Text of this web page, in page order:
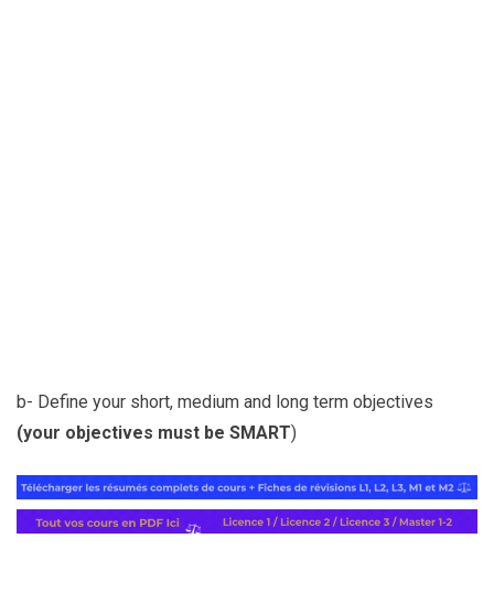
b- Define your short, medium and long term objectives
(your objectives must be SMART)